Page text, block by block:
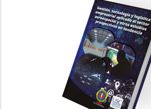
Gestión, tecnología y logística
empresarial aplicado al sector
aeroespacial y otros estudios